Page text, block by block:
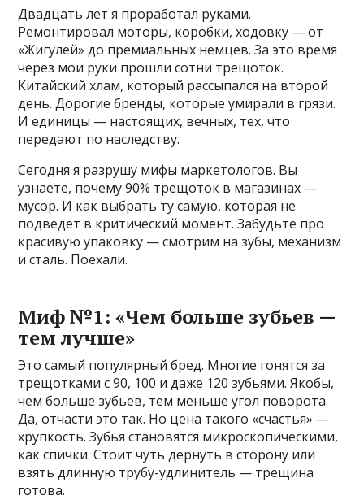
Двадцать лет я проработал руками.
Ремонтировал моторы, коробки, ходовку — от
«Жигулей» до премиальных немцев. За это время
через мои руки прошли сотни трещоток.
Китайский хлам, который рассыпался на второй
день. Дорогие бренды, которые умирали в грязи.
И единицы — настоящих, вечных, тех, что
передают по наследству.
Сегодня я разрушу мифы маркетологов. Вы
узнаете, почему 90% трещоток в магазинах —
мусор. И как выбрать ту самую, которая не
подведет в критический момент. Забудьте про
красивую упаковку — смотрим на зубы, механизм
и сталь. Поехали.
Миф №1: «Чем больше зубьев —
тем лучше»
Это самый популярный бред. Многие гонятся за
трещотками с 90, 100 и даже 120 зубьями. Якобы,
чем больше зубьев, тем меньше угол поворота.
Да, отчасти это так. Но цена такого «счастья» —
хрупкость. Зубья становятся микроскопическими,
как спички. Стоит чуть дернуть в сторону или
взять длинную трубу-удлинитель — трещина
готова.